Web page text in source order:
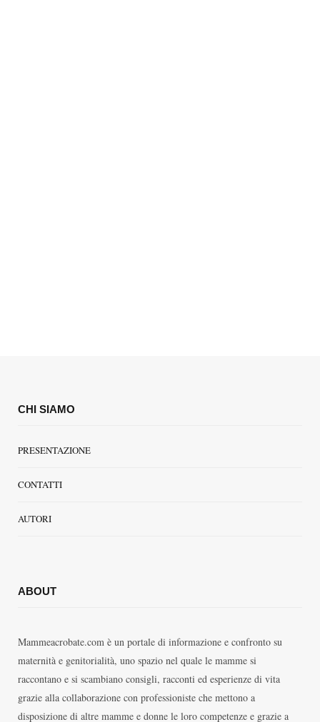
CHI SIAMO
PRESENTAZIONE
CONTATTI
AUTORI
ABOUT
Mammeacrobate.com è un portale di informazione e confronto su
maternità e genitorialità, uno spazio nel quale le mamme si
raccontano e si scambiano consigli, racconti ed esperienze di vita
grazie alla collaborazione con professioniste che mettono a
disposizione di altre mamme e donne le loro competenze e grazie a